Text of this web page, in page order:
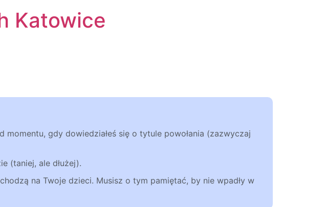
Katowice
momentu, gdy dowiedziałeś się o tytule powołania (zazwyczaj
(taniej, ale dłużej).
na Twoje dzieci. Musisz o tym pamiętać, by nie wpadły w